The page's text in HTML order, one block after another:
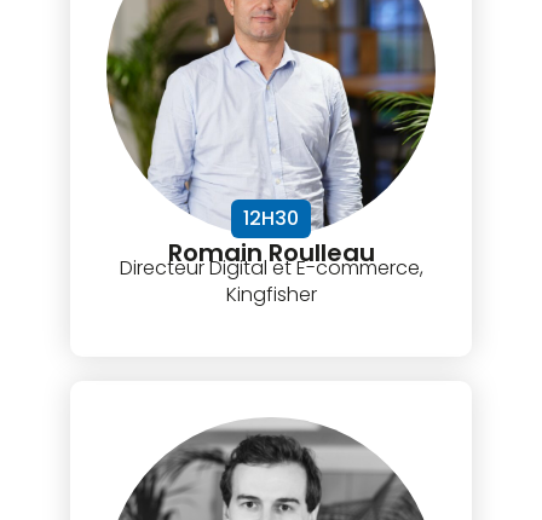
12H30
Romain Roulleau
Directeur Digital et E-commerce,
Kingfisher